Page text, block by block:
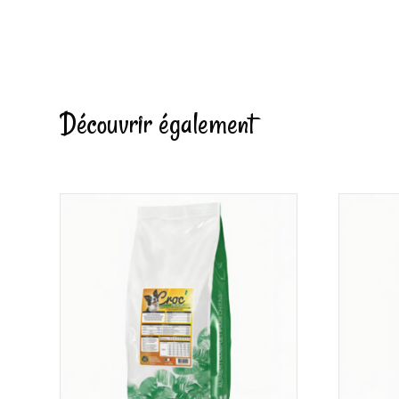
Découvrir également